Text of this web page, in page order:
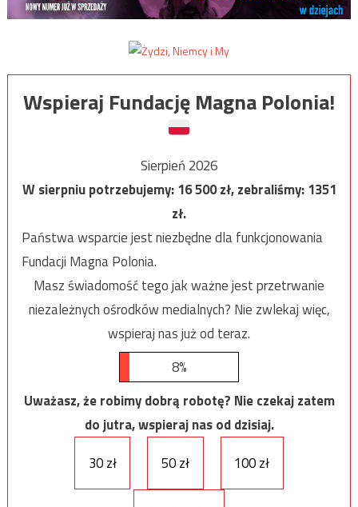
Wspieraj Fundację Magna Polonia!
Sierpień 2026
W sierpniu potrzebujemy:16 500zł, zebraliśmy:1351
zł.
Państwa wsparcie jest niezbędne dla funkcjonowania
Fundacji Magna Polonia.
Masz świadomość tego jak ważne jest przetrwanie
niezależnych ośrodków medialnych? Nie zwlekaj więc,
wspieraj nas już od teraz.
8%
Uważasz, że robimy dobrą robotę? Nie czekaj zatem
do jutra, wspieraj nas od dzisiaj.
30 zł
50 zł 100 zł